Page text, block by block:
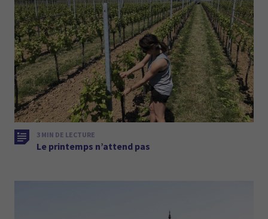
3 MIN DE LECTURE
Le printemps n’attend pas